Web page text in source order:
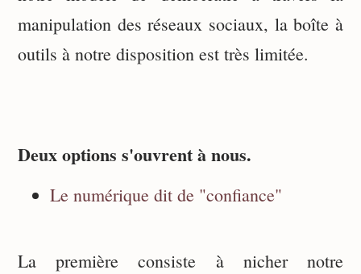
manipulation des réseaux sociaux, la boîte à
outils à notre disposition est très limitée.
Deux options s'ouvrent à nous.
Le numérique dit de "confiance"
La première consiste à nicher notre